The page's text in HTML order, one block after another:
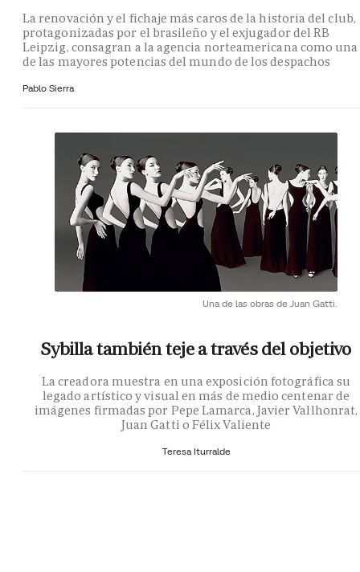
La renovación y el fichaje más caros de la historia del club,
protagonizadas por el brasileño y el exjugador del RB
Leipzig, consagran a la agencia norteamericana como una
de las mayores potencias del mundo de los despachos
Pablo Sierra
Una de las obras de Juan Gatti.
Sybilla también teje a través del objetivo
La creadora muestra en una exposición fotográfica su
legado artístico y visual en más de medio centenar de
imágenes firmadas por Pepe Lamarca, Javier Vallhonrat,
Juan Gatti o Félix Valiente
Teresa Iturralde